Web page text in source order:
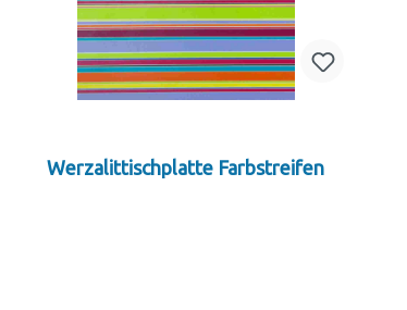
Werzalittischplatte Farbstreifen